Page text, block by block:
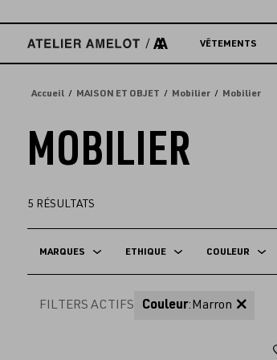
directement
contenu
VÊTEMENTS
Accueil MAISON ET OBJET Mobilier Mobilier
MOBILIER
5 RÉSULTATS
MARQUES ETHIQUE COULEUR
FILTERS ACTIFS Couleur:Marron